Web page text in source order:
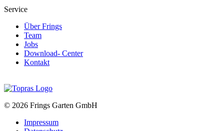
Service
Über Frings
Team
Jobs
Download- Center
Kontakt
© 2026 Frings Garten GmbH
Impressum